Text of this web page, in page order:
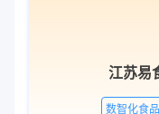
江苏易
数智化食